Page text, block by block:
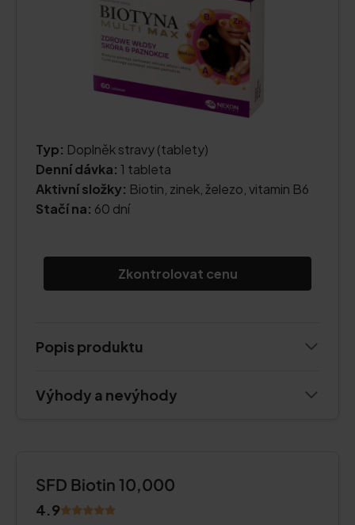
Typ: Doplněk stravy (tablety)
Denní dávka: 1 tableta
Aktivní složky: Biotin, zinek, železo, vitamin B6
Stačí na: 60 dní
Zkontrolovat cenu
Popis produktu
Výhody a nevýhody
SFD Biotin 10,000
4.9